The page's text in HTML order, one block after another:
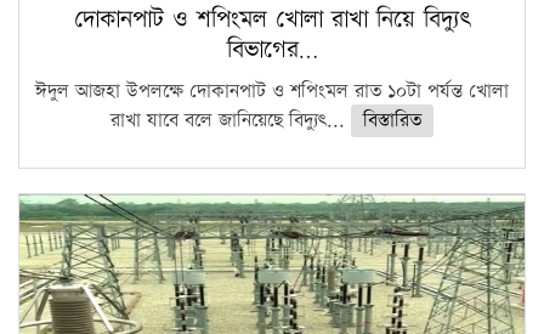
দোকানপাট ও শপিংমল খোলা রাখা নিয়ে বিদ্যুৎ
বিভাগের…
ঈদুল আজহা উপলক্ষে দোকানপাট ও শপিংমল রাত ১০টা পর্যন্ত খোলা
রাখা যাবে বলে জানিয়েছে বিদ্যুৎ...
বিস্তারিত